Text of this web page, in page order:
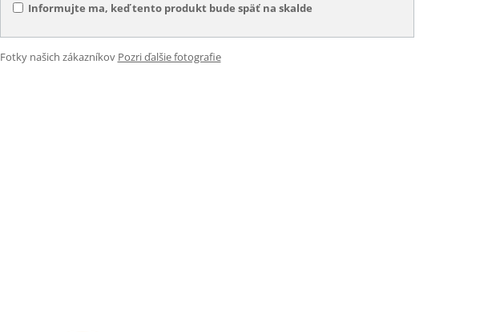
Informujte ma, keď tento produkt bude späť na skalde
Fotky našich zákazníkov Pozri ďalšie fotografie